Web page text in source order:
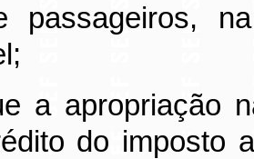
passageiros,
a apropriação
do imposto